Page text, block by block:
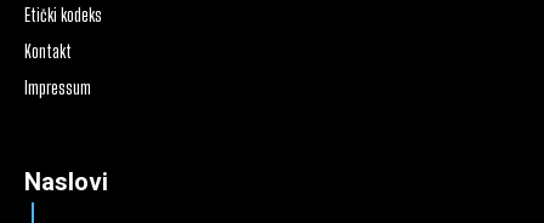
Etički kodeks
Kontakt
Impressum
Naslovi